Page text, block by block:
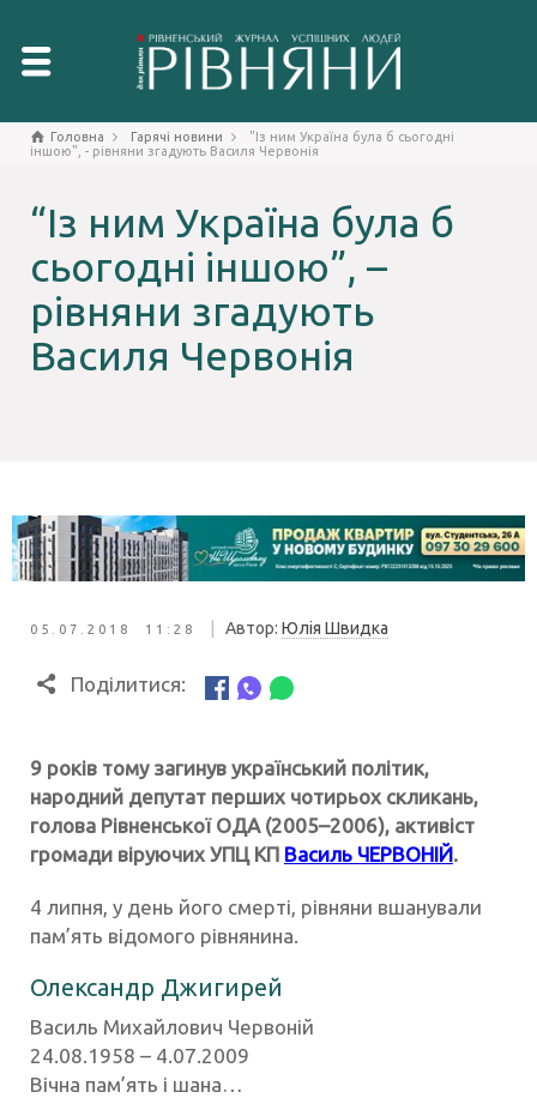
Головна Гарячі новини
"Із ним Україна була б сьогодні
іншою", - рівняни згадують Василя Червонія
“Із ним Україна була б
сьогодні іншою”, –
рівняни згадують
Василя Червонія
05.07.2018 11:28 Автор: Юлія Швидка
Поділитися:
9 років тому загинув український політик,
народний депутат перших чотирьох скликань,
голова Рівненської ОДА (2005–2006), активіст
громади віруючих УПЦ КП Василь ЧЕРВОНІЙ.
4 липня, у день його смерті, рівняни вшанували
пам’ять відомого рівнянина.
Олександр Джигирей
Василь Михайлович Червоній
24.08.1958 – 4.07.2009
Вічна пам’ять і шана…